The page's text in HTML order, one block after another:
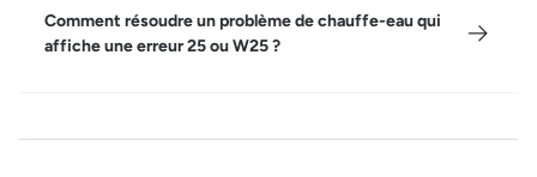
Comment résoudre un problème de chauffe-eau qui
affiche une erreur 25 ou W25 ?